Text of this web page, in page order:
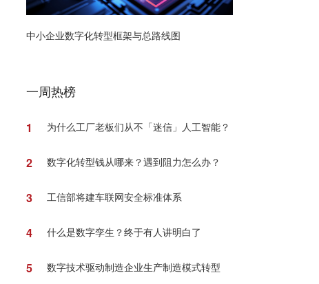
中小企业数字化转型框架与总路线图
一周热榜
1 为什么工厂老板们从不「迷信」人工智能？
2 数字化转型钱从哪来？遇到阻力怎么办？
3 工信部将建车联网安全标准体系
4 什么是数字孪生？终于有人讲明白了
5 数字技术驱动制造企业生产制造模式转型